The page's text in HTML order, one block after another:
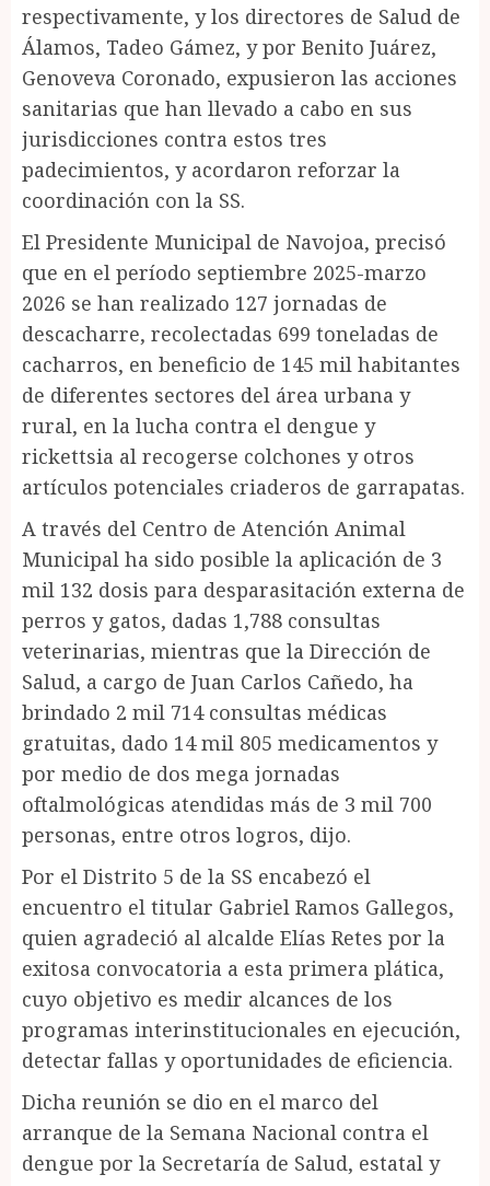
respectivamente, y los directores de Salud de
Álamos, Tadeo Gámez, y por Benito Juárez,
Genoveva Coronado, expusieron las acciones
sanitarias que han llevado a cabo en sus
jurisdicciones contra estos tres
padecimientos, y acordaron reforzar la
coordinación con la SS.
El Presidente Municipal de Navojoa, precisó
que en el período septiembre 2025-marzo
2026 se han realizado 127 jornadas de
descacharre, recolectadas 699 toneladas de
cacharros, en beneficio de 145 mil habitantes
de diferentes sectores del área urbana y
rural, en la lucha contra el dengue y
rickettsia al recogerse colchones y otros
artículos potenciales criaderos de garrapatas.
A través del Centro de Atención Animal
Municipal ha sido posible la aplicación de 3
mil 132 dosis para desparasitación externa de
perros y gatos, dadas 1,788 consultas
veterinarias, mientras que la Dirección de
Salud, a cargo de Juan Carlos Cañedo, ha
brindado 2 mil 714 consultas médicas
gratuitas, dado 14 mil 805 medicamentos y
por medio de dos mega jornadas
oftalmológicas atendidas más de 3 mil 700
personas, entre otros logros, dijo.
Por el Distrito 5 de la SS encabezó el
encuentro el titular Gabriel Ramos Gallegos,
quien agradeció al alcalde Elías Retes por la
exitosa convocatoria a esta primera plática,
cuyo objetivo es medir alcances de los
programas interinstitucionales en ejecución,
detectar fallas y oportunidades de eficiencia.
Dicha reunión se dio en el marco del
arranque de la Semana Nacional contra el
dengue por la Secretaría de Salud, estatal y